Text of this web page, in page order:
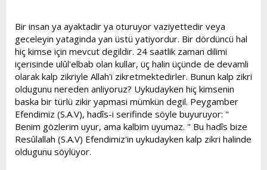
Bir insan ya ayaktadir ya oturuyor vaziyettedir veya
geceleyin yataginda yan üstü yatiyordur. Bir dördüncü hal
hiç kimse için mevcut degildir. 24 saatlik zaman dilimi
içerisinde ulûl'elbab olan kullar, üç halin üçünde de devamli
olarak kalp zikriyle Allah'i zikretmektedirler. Bunun kalp zikri
oldugunu nereden anliyoruz? Uykudayken hiç kimsenin
baska bir türlü zikir yapmasi mümkün degil. Peygamber
Efendimiz (S.A.V), hadîs-i serifinde söyle buyuruyor: "
Benim gözlerim uyur, ama kalbim uyumaz. " Bu hadîs bize
Resûlallah (S.A.V) Efendimiz'in uykudayken kalp zikri halinde
oldugunu söylüyor.